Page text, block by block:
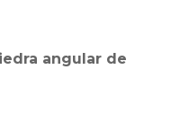
angular de